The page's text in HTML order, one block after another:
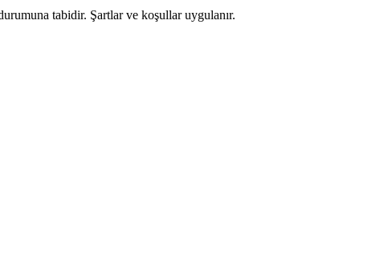
tabidir. Şartlar ve koşullar uygulanır.